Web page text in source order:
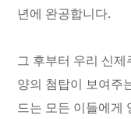
년에 완공합니다.
그 후부터 우리 신
양의 첨탑이 보여주
드는 모든 이들에게